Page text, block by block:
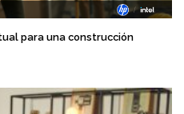
para una construcción